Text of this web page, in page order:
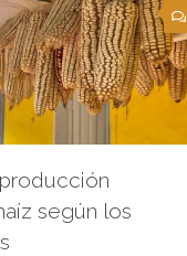
según los